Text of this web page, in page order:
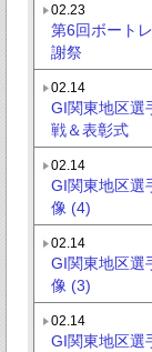
02.23
第6回ボート
謝祭
02.14
GI関東地区選
戦＆表彰式
02.14
GI関東地区選
像 (4)
02.14
GI関東地区選
像 (3)
02.14
GI関東地区選